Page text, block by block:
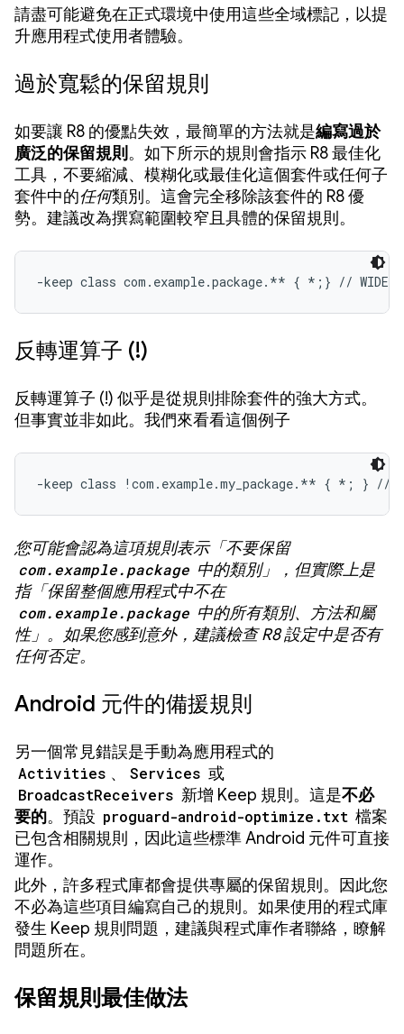
請盡可能避免在正式環境中使用這些全域標記，以提
升應用程式使用者體驗。
過於寬鬆的保留規則
如要讓 R8 的優點失效，最簡單的方法就是編寫過於
廣泛的保留規則 。如下所示的規則會指示 R8 最佳化
工具，不要縮減、模糊化或最佳化這個套件或任何子
套件中的任何類別。 這會完全移除該套件的 R8 優
勢。建議改為撰寫範圍較窄且具體的保留規則。
-keep class com.example.package.** { *;} // WIDE KEEP
反轉運算子 (!)
反轉運算子 (!) 似乎是從規則排除套件的強大方式。
但事實並非如此。我們來看看這個例子
-keep class !com.example.my_package.** { *; } //
您可能會認為這項規則表示「不要保留
com.example.package 中的類別」，但實際上是
指「保留整個應用程式中不在
com.example.package 中的所有類別、方法和屬
性」。如果您感到意外，建議檢查 R8 設定中是否有
任何否定。
Android 元件的備援規則
另一個常見錯誤是手動為應用程式的
Activities 、 Services 或
BroadcastReceivers 新增 Keep 規則。這是不必
要的。預設 proguard-android-optimize.txt 檔案
已包含相關規則，因此這些標準 Android 元件可直接
運作。
此外，許多程式庫都會提供專屬的保留規則。因此您
不必為這些項目編寫自己的規則。如果使用的程式庫
發生 Keep 規則問題，建議與程式庫作者聯絡，瞭解
問題所在。
保留規則最佳做法